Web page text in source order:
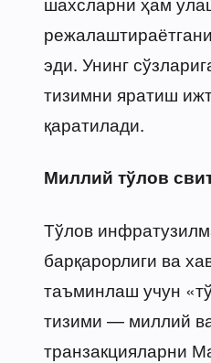
эди. Унинг
тизимни яратиш
қаратилади.
Миллий тўлов
Тўлов
барқарорлиги ва
таъминлаш учун
тизими — миллий
транзакцияларни